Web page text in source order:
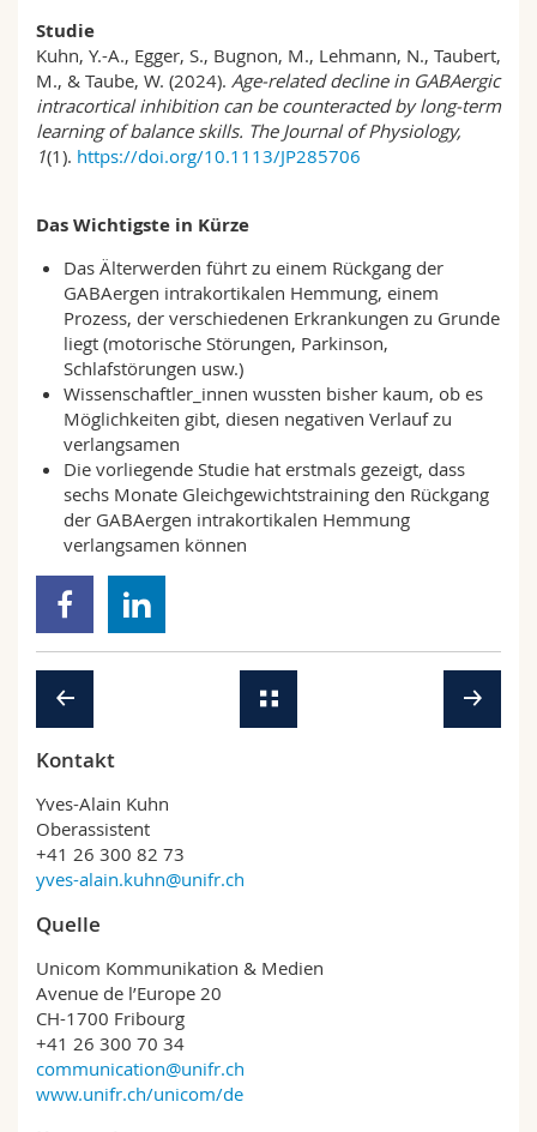
Studie
Kuhn, Y.-A., Egger, S., Bugnon, M., Lehmann, N., Taubert,
M., & Taube, W. (2024). Age-related decline in GABAergic
intracortical inhibition can be counteracted by long-term
learning of balance skills. The Journal of Physiology,
1(1). https://doi.org/10.1113/JP285706
Das Wichtigste in Kürze
Das Älterwerden führt zu einem Rückgang der
GABAergen intrakortikalen Hemmung, einem
Prozess, der verschiedenen Erkrankungen zu Grunde
liegt (motorische Störungen, Parkinson,
Schlafstörungen usw.)
Wissenschaftler_innen wussten bisher kaum, ob es
Möglichkeiten gibt, diesen negativen Verlauf zu
verlangsamen
Die vorliegende Studie hat erstmals gezeigt, dass
sechs Monate Gleichgewichtstraining den Rückgang
der GABAergen intrakortikalen Hemmung
verlangsamen können
Kontakt
Yves-Alain Kuhn
Oberassistent
+41 26 300 82 73
yves-alain.kuhn@unifr.ch
Quelle
Unicom Kommunikation & Medien
Avenue de l’Europe 20
CH-1700 Fribourg
+41 26 300 70 34
communication@unifr.ch
www.unifr.ch/unicom/de